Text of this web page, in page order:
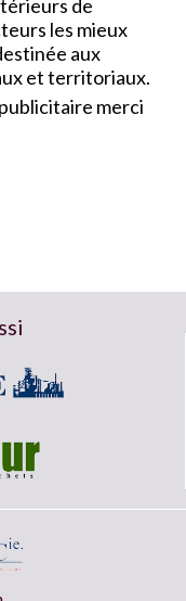
de
les mieux
aux
et territoriaux.
merci